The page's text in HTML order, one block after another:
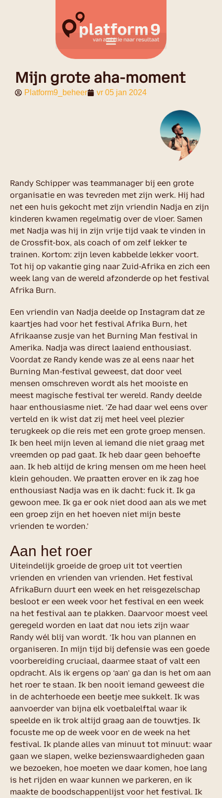
Mijn grote aha-moment
Platform9_beheer vr 05 jan 2024
Randy Schipper was teammanager bij een grote
organisatie en was tevreden met zijn werk. Hij had
net een huis gekocht met zijn vriendin Nadja en zijn
kinderen kwamen regelmatig over de vloer. Samen
met Nadja was hij in zijn vrije tijd vaak te vinden in
de Crossfit-box, als coach of om zelf lekker te
trainen. Kortom: zijn leven kabbelde lekker voort.
Tot hij op vakantie ging naar Zuid-Afrika en zich een
week lang van de wereld afzonderde op het festival
Afrika Burn.
Een vriendin van Nadja deelde op Instagram dat ze
kaartjes had voor het festival Afrika Burn, het
Afrikaanse zusje van het Burning Man festival in
Amerika. Nadja was direct laaiend enthousiast.
Voordat ze Randy kende was ze al eens naar het
Burning Man-festival geweest, dat door veel
mensen omschreven wordt als het mooiste en
meest magische festival ter wereld. Randy deelde
haar enthousiasme niet. ‘Ze had daar wel eens over
verteld en ik wist dat zij met heel veel plezier
terugkeek op die reis met een grote groep mensen.
Ik ben heel mijn leven al iemand die niet graag met
vreemden op pad gaat. Ik heb daar geen behoefte
aan. Ik heb altijd de kring mensen om me heen heel
klein gehouden. We praatten erover en ik zag hoe
enthousiast Nadja was en ik dacht: fuck it. Ik ga
gewoon mee. Ik ga er ook niet dood aan als we met
een groep zijn en het hoeven niet mijn beste
vrienden te worden.’
Aan het roer
Uiteindelijk groeide de groep uit tot veertien
vrienden en vrienden van vrienden. Het festival
AfrikaBurn duurt een week en het reisgezelschap
besloot er een week voor het festival en een week
na het festival aan te plakken. Daarvoor moest veel
geregeld worden en laat dat nou iets zijn waar
Randy wél blij van wordt. ‘Ik hou van plannen en
organiseren. In mijn tijd bij defensie was een goede
voorbereiding cruciaal, daarmee staat of valt een
opdracht. Als ik ergens op ‘aan’ ga dan is het om aan
het roer te staan. Ik ben nooit iemand geweest die
in de achterhoede een beetje mee sukkelt. Ik was
aanvoerder van bijna elk voetbalelftal waar ik
speelde en ik trok altijd graag aan de touwtjes. Ik
focuste me op de week voor en de week na het
festival. Ik plande alles van minuut tot minuut: waar
gaan we slapen, welke bezienswaardigheden gaan
we bezoeken, hoe moeten we daar komen, hoe lang
is het rijden en waar kunnen we parkeren, en ik
maakte de boodschappenlijst voor het festival. Ik